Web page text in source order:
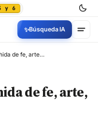
y 6
✨Búsqueda IA
BucaraSanta henchida de fe, arte, cultura y tradición
de fe, arte,